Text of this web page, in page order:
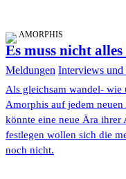
AMORPHIS
Es muss nicht
Meldungen Interviews und
Als gleichsam wandel- wie
Amorphis auf jedem
könnte eine neue Ära
festlegen wollen sich die
noch nicht.